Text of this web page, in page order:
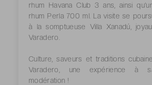
rhum Havana Club 3 ans, ainsi
rhum Perla 700 ml. La visite se
à la somptueuse Villa Xanadú,
Varadero.
Culture, saveurs et traditions
Varadero, une expérience à
modération !